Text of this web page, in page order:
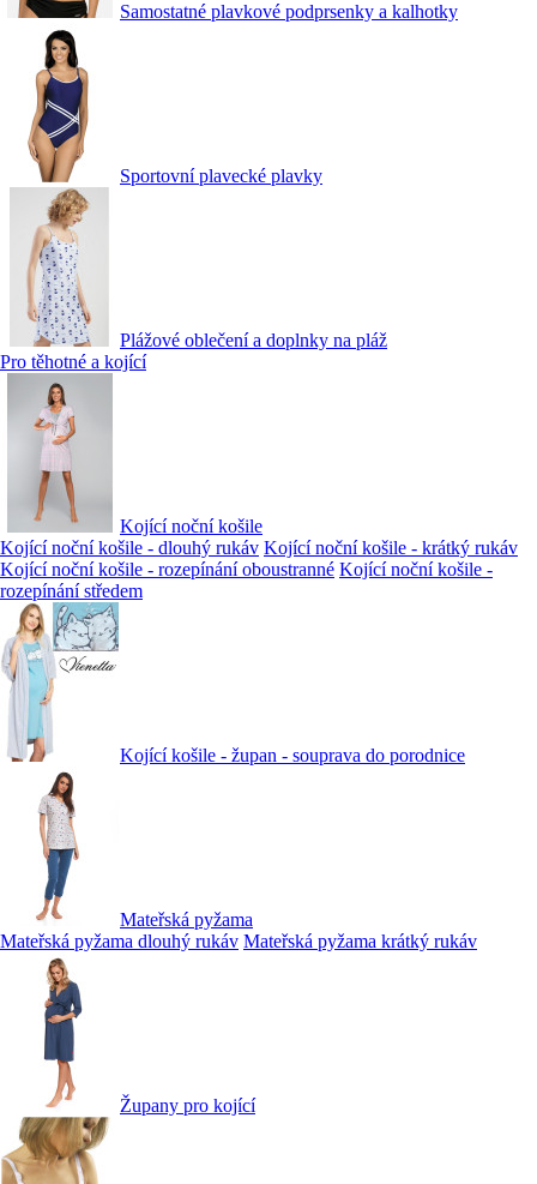
Samostatné plavkové podprsenky a kalhotky
Sportovní plavecké plavky
Plážové oblečení a doplnky na pláž
Pro těhotné a kojící
Kojící noční košile
Kojící noční košile - dlouhý rukáv Kojící noční košile - krátký rukáv
Kojící noční košile - rozepínání oboustranné Kojící noční košile -
rozepínání středem
Kojící košile - župan - souprava do porodnice
Mateřská pyžama
Mateřská pyžama dlouhý rukáv Mateřská pyžama krátký rukáv
Župany pro kojící